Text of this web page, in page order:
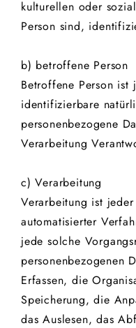
kulturellen oder
Person sind,
b) betroffene Person
Betroffene Person
identifizierbare
personenbezogene
Verarbeitung
c) Verarbeitung
Verarbeitung ist
automatisierter
jede solche
personenbezogenen
Erfassen, die
Speicherung, die
das Auslesen, das